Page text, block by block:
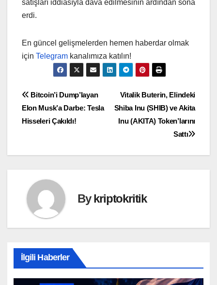
satışları iddiasıyla dava edilmesinin ardından sona
erdi.
En güncel gelişmelerden hemen haberdar olmak
için Telegram kanalımıza katılın!
Yazı
gezinmesi
Vitalik Buterin, Elindeki
Shiba Inu (SHIB) ve Akita
Inu (AKITA) Token’larını
Sattı
Bitcoin’i Dump’layan
Elon Musk’a Darbe: Tesla
Hisseleri Çakıldı!
Bykriptokritik
İlgili Haberler